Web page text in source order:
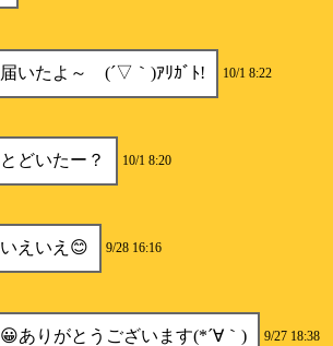
届いたよ～ (´▽｀)ｱﾘｶﾞﾄ! 10/1 8:22
とどいたー？ 10/1 8:20
いえいえ😊 9/28 16:16
😀ありがとうございます(*´∀｀) 9/27 18:38